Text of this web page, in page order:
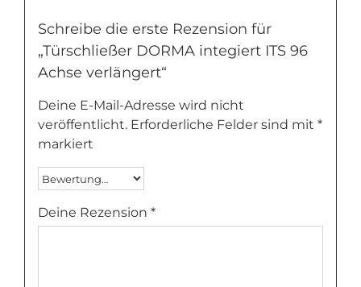
Schreibe die erste Rezension für
„Türschließer DORMA integiert ITS 96
Achse verlängert“
Deine E-Mail-Adresse wird nicht
veröffentlicht. Erforderliche Felder sind mit *
markiert
Deine Rezension *